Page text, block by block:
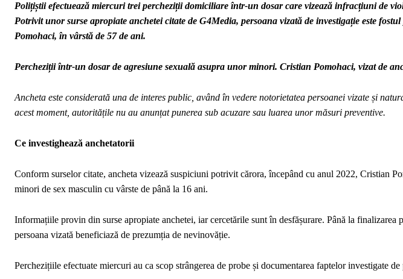
Polițiștii efectuează miercuri trei percheziții domiciliare într-un dosar care vizează infracțiuni de
Potrivit unor surse apropiate anchetei citate de G4Media, persoana vizată de investigație este
Pomohaci, în vârstă de 57 de ani.
Percheziții într-un dosar de agresiune sexuală asupra unor minori. Cristian Pomohaci, vizat de
Ancheta este considerată una de interes public, având în vedere notorietatea persoanei vizate și
acest moment, autoritățile nu au anunțat punerea sub acuzare sau luarea unor măsuri preventive.
Ce investighează anchetatorii
Conform surselor citate, ancheta vizează suspiciuni potrivit cărora, începând cu anul 2022, Cristian
minori de sex masculin cu vârste de până la 16 ani.
Informațiile provin din surse apropiate anchetei, iar cercetările sunt în desfășurare. Până la finalizarea
persoana vizată beneficiază de prezumția de nevinovăție.
Perchezițiile efectuate miercuri au ca scop strângerea de probe și documentarea faptelor investigate